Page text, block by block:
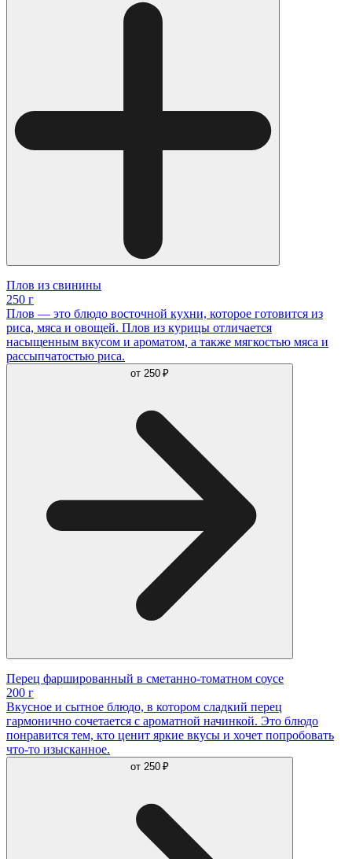
Плов из свинины
250 г
Плов — это блюдо восточной кухни, которое готовится из
риса, мяса и овощей. Плов из курицы отличается
насыщенным вкусом и ароматом, а также мягкостью мяса и
рассыпчатостью риса.
от 250 ₽
Перец фаршированный в сметанно-томатном соусе
200 г
Вкусное и сытное блюдо, в котором сладкий перец
гармонично сочетается с ароматной начинкой. Это блюдо
понравится тем, кто ценит яркие вкусы и хочет попробовать
что-то изысканное.
от 250 ₽